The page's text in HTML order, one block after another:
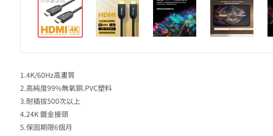
1.4K/60Hz高畫質
2.高純度99%無氧銅.PVC塑料
3.耐插拔500次以上
4.24K 鍍金接頭
5.保固期限6個月